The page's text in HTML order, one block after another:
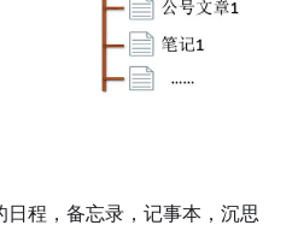
程，备忘录，记事本，沉思